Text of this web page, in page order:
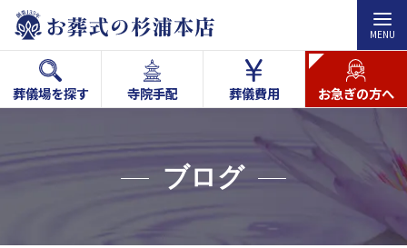
MENU
葬儀場を探す 寺院手配 葬儀費用 お急ぎの方へ
ブログ